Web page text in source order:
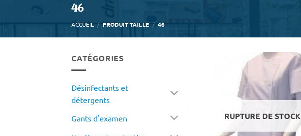
46
ACCUEIL / PRODUIT TAILLE / 46
CATÉGORIES
Désinfectants et
détergents
Gants d'examen
RUPTURE DE STOCK